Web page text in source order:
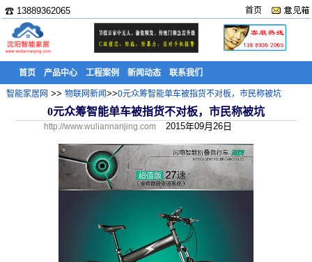
☎ 13889362065 首页
首页 产品中心 工程案例 新闻动态 联系我们
智能家居网 >> 物联网新闻>>0元众筹智能单车被指货不对板，市民称被坑
0元众筹智能单车被指货不对板，市民称被坑
http://www.wuliannanjing.com 2015年09月26日